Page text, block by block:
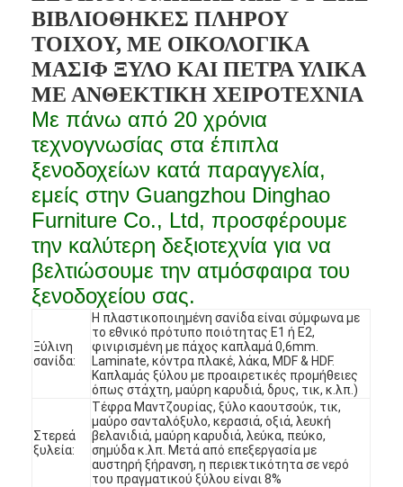
ΒΙΒΛΙΟΘΗΚΕΣ ΠΛΗΡΟΥ
ΤΟΙΧΟΥ, ΜΕ ΟΙΚΟΛΟΓΙΚΑ
ΜΑΣΙΦ ΞΥΛΟ ΚΑΙ ΠΕΤΡΑ ΥΛΙΚΑ
ΜΕ ΑΝΘΕΚΤΙΚΗ ΧΕΙΡΟΤΕΧΝΙΑ
Με πάνω από 20 χρόνια
τεχνογνωσίας στα έπιπλα
ξενοδοχείων κατά παραγγελία,
εμείς στην Guangzhou Dinghao
Furniture Co., Ltd, προσφέρουμε
την καλύτερη δεξιοτεχνία για να
βελτιώσουμε την ατμόσφαιρα του
ξενοδοχείου σας.
Ξύλινη
σανίδα:
Η πλαστικοποιημένη σανίδα είναι σύμφωνα με
το εθνικό πρότυπο ποιότητας E1 ή E2,
φινιρισμένη με πάχος καπλαμά 0,6mm.
Laminate, κόντρα πλακέ, λάκα, MDF & HDF.
Καπλαμάς ξύλου με προαιρετικές προμήθειες
όπως στάχτη, μαύρη καρυδιά, δρυς, τικ, κ.λπ.)
Στερεά
ξυλεία:
Τέφρα Μαντζουρίας, ξύλο καουτσούκ, τικ,
μαύρο σανταλόξυλο, κερασιά, οξιά, λευκή
βελανιδιά, μαύρη καρυδιά, λεύκα, πεύκο,
σημύδα κ.λπ. Μετά από επεξεργασία με
αυστηρή ξήρανση, η περιεκτικότητα σε νερό
του πραγματικού ξύλου είναι 8%